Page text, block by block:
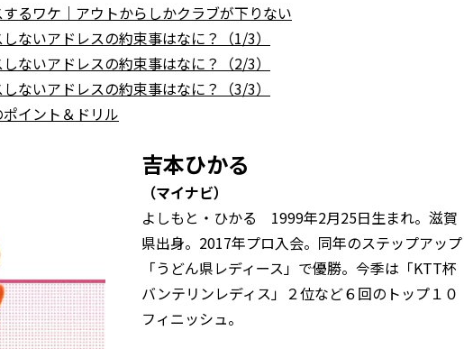
するワケ｜アウトからしかクラブが下りない
ないアドレスの約束事はなに？（1/3）
ないアドレスの約束事はなに？（2/3）
ないアドレスの約束事はなに？（3/3）
イント＆ドリル
吉本ひかる
（マイナビ）
よしもと・ひかる 1999年2月25日生まれ。滋賀
県出身。2017年プロ入会。同年のステップアップ
「うどん県レディース」で優勝。今季は「KTT杯
バンテリンレディス」２位など６回のトップ１０
フィニッシュ。